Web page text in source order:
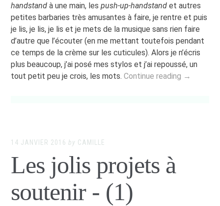
handstand à une main, lespush-up-handstand et autres
petites barbaries très amusantes à faire, je rentre et puis
je lis, je lis, je lis et je mets de la musique sans rien faire
d’autre que l’écouter (en me mettant toutefois pendant
ce temps de la crème sur les cuticules). Alors je n’écris
plus beaucoup, j’ai posé mes stylos et j’ai repoussé, un
tout petit peu je crois, les mots. Continue reading →
14 JANVIER 2016 by CAMILLE
Les jolis projets à
soutenir - (1)